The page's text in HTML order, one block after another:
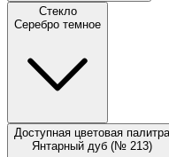
Стекло
Серебро темное
Доступная цветовая палитра
Янтарный дуб (№ 213)